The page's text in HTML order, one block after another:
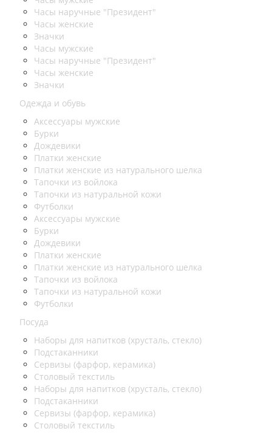
Часы наручные "Президент"
Часы женские
Значки
Часы мужские
Часы наручные "Президент"
Часы женские
Значки
Одежда и обувь
Аксессуары мужские
Бурки
Дождевики
Платки женские
Платки женские из натурального шелка
Тапочки из войлока
Тапочки из натуральной кожи
Футболки
Аксессуары мужские
Бурки
Дождевики
Платки женские
Платки женские из натурального шелка
Тапочки из войлока
Тапочки из натуральной кожи
Футболки
Посуда
Наборы для напитков (хрусталь, стекло)
Подстаканники
Сервизы (фарфор, керамика)
Столовый текстиль
Наборы для напитков (хрусталь, стекло)
Подстаканники
Сервизы (фарфор, керамика)
Столовый текстиль